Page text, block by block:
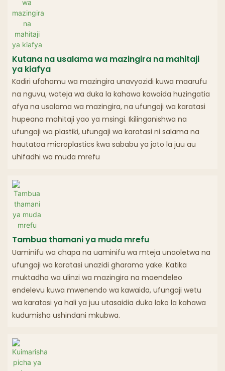
Kutana na usalama wa mazingira na mahitaji
ya kiafya
Kadiri ufahamu wa mazingira unavyozidi kuwa maarufu
na nguvu, wateja wa duka la kahawa kawaida huzingatia
afya na usalama wa mazingira, na ufungaji wa karatasi
hupeana mahitaji yao ya msingi. Ikilinganishwa na
ufungaji wa plastiki, ufungaji wa karatasi ni salama na
hautatoa microplastics kwa sababu ya joto la juu au
uhifadhi wa muda mrefu
Tambua thamani ya muda mrefu
Uaminifu wa chapa na uaminifu wa mteja unaoletwa na
ufungaji wa karatasi unazidi gharama yake. Katika
muktadha wa ulinzi wa mazingira na maendeleo
endelevu kuwa mwenendo wa kawaida, ufungaji wetu
wa karatasi ya hali ya juu utasaidia duka lako la kahawa
kudumisha ushindani mkubwa.